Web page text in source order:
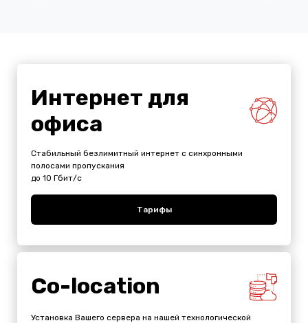
Интернет для
офиса
Стабильный безлимитный интернет с синхронными
полосами пропускания
до 10 Гбит/с
Тарифы
Co-location
Установка Вашего сервера на нашей технологической